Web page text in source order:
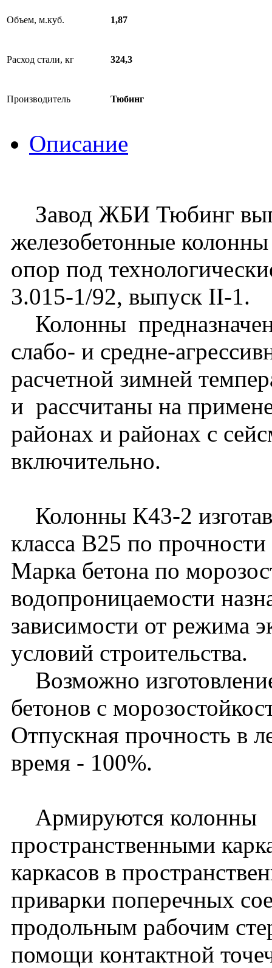
Объем, м.куб. 1,87
Расход стали, кг 324,3
Производитель Тюбинг
Описание
Завод ЖБИ Тюбинг
железобетонные
опор под
3.015-1/92, выпуск II-1.
Колонны
слабо- и средне-
расчетной зимней
и рассчитаны на
районах и районах с
включительно.
Колонны К43-2
класса В25 по
Марка бетона по
водопроницаемости
зависимости от режима
условий строительства.
Возможно
бетонов с
Отпускная прочность в
время - 100%.
Армируются колонны
пространственными
каркасов в
приварки поперечных
продольным рабочим
помощи контактной